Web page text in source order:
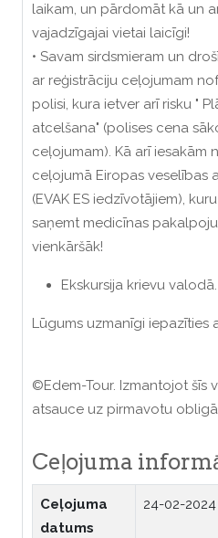
laikam, un pārdomāt kā un
vajadzīgajai vietai laicīgi!
• Savam sirdsmieram un
ar reģistrāciju ceļojumam
polisi, kura ietver arī risku "
atcelšana" (polises cena
ceļojumam). Kā arī iesakām
ceļojumā Eiropas veselības
(EVAK ES iedzīvotājiem),
saņemt medicīnas
vienkāršāk!
Ekskursija krievu valodā.
Lūgums uzmanīgi iepazīties
©Edem-Tour. Izmantojot šīs
atsauce uz pirmavotu
Ceļojuma
Ceļojuma
datums
24-02-